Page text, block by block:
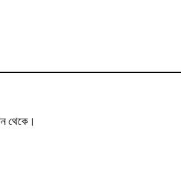
থেকে।